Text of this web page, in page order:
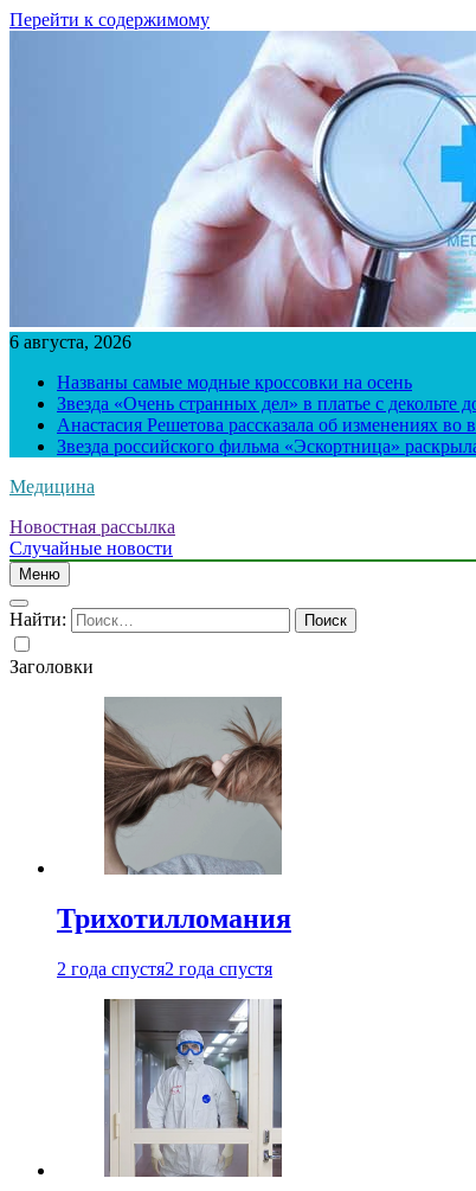
Перейти к содержимому
6 августа, 2026
Названы самые модные кроссовки на осень
Звезда «Очень странных дел» в платье с декольте
Анастасия Решетова рассказала об изменениях во
Звезда российского фильма «Эскортница»
Медицина
Новостная рассылка
Случайные новости
Меню
Найти:
Заголовки
Трихотилломания
2 года спустя2 года спустя